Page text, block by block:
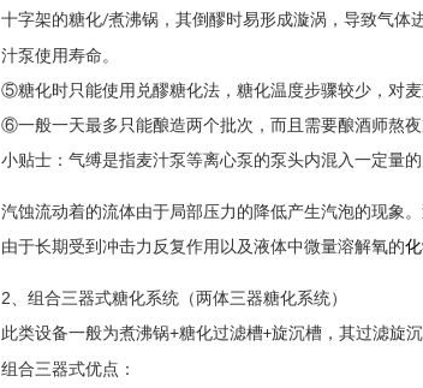
十字架的糖化/煮沸锅，其倒醪时易形成漩涡，导致气体
汁泵使用寿命。
⑤糖化时只能使用兑醪糖化法，糖化温度步骤较少，对麦
⑥一般一天最多只能酿造两个批次，而且需要酿酒师熬夜
小贴士：气缚是指麦汁泵等离心泵的泵头内混入一定量
汽蚀流动着的流体由于局部压力的降低产生汽泡的现象
由于长期受到冲击力反复作用以及液体中微量溶解氧的
2 、组合三器式糖化系统（两体三器糖化系统）
此类设备一般为煮沸锅+糖化过滤槽+旋沉槽，其过滤旋
组合三器式优点：